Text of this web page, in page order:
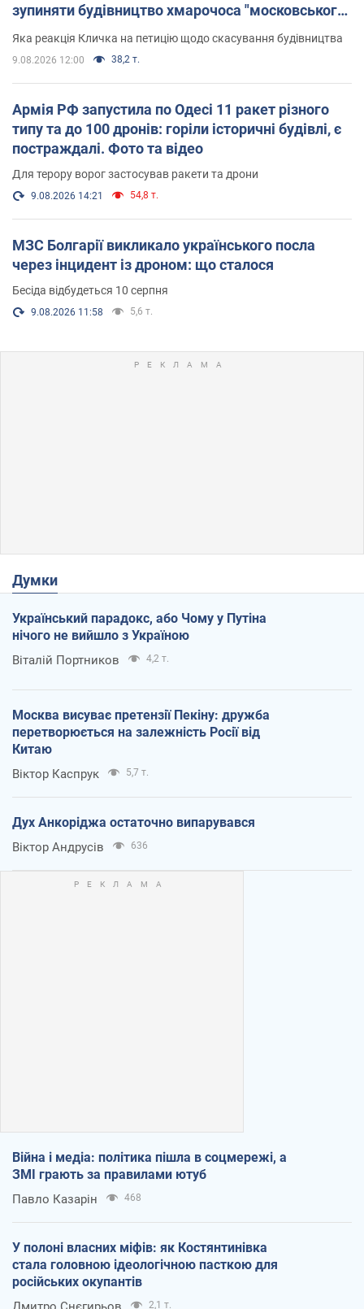
зупиняти будівництво хмарочоса "московського
вірянина"
Яка реакція Кличка на петицію щодо скасування будівництва
9.08.2026 12:00 38,2 т.
Армія РФ запустила по Одесі 11 ракет різного
типу та до 100 дронів: горіли історичні будівлі, є
постраждалі. Фото та відео
Для терору ворог застосував ракети та дрони
9.08.2026 14:21 54,8 т.
МЗС Болгарії викликало українського посла
через інцидент із дроном: що сталося
Бесіда відбудеться 10 серпня
9.08.2026 11:58 5,6 т.
Думки
Український парадокс, або Чому у Путіна
нічого не вийшло з Україною
Віталій Портников 4,2 т.
Москва висуває претензії Пекіну: дружба
перетворюється на залежність Росії від
Китаю
Віктор Каспрук 5,7 т.
Дух Анкоріджа остаточно випарувався
Віктор Андрусів 636
Війна і медіа: політика пішла в соцмережі, а
ЗМІ грають за правилами ютуб
Павло Казарін 468
У полоні власних міфів: як Костянтинівка
стала головною ідеологічною пасткою для
російських окупантів
2,1 т.